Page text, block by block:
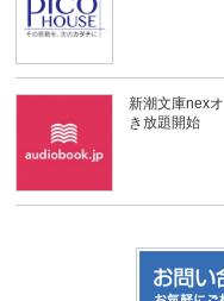
新潮文庫nex
き放題開始